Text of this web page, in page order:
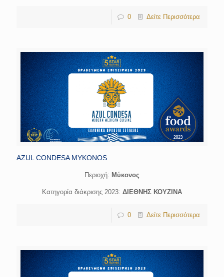
0 Δείτε Περισσότερα
AZUL CONDESA MYKONOS
Περιοχή: Μύκονος
Κατηγορία διάκρισης 2023: ΔΙΕΘΝΗΣ ΚΟΥΖΙΝΑ
0 Δείτε Περισσότερα